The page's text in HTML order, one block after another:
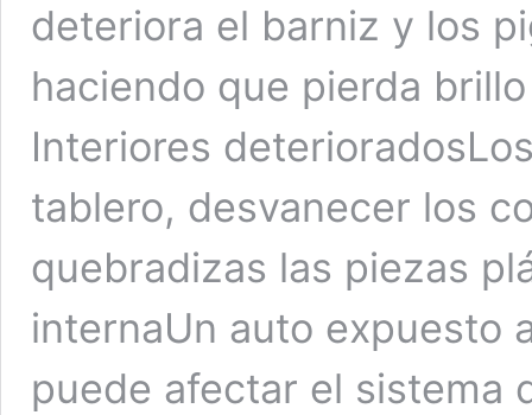
deteriora el barniz y los
haciendo que pierda
Interiores
tablero, desvanecer los
quebradizas las piezas
internaUn auto expuesto
puede afectar el sistema